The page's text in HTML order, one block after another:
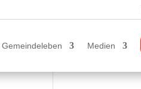
Gemeindeleben Medien